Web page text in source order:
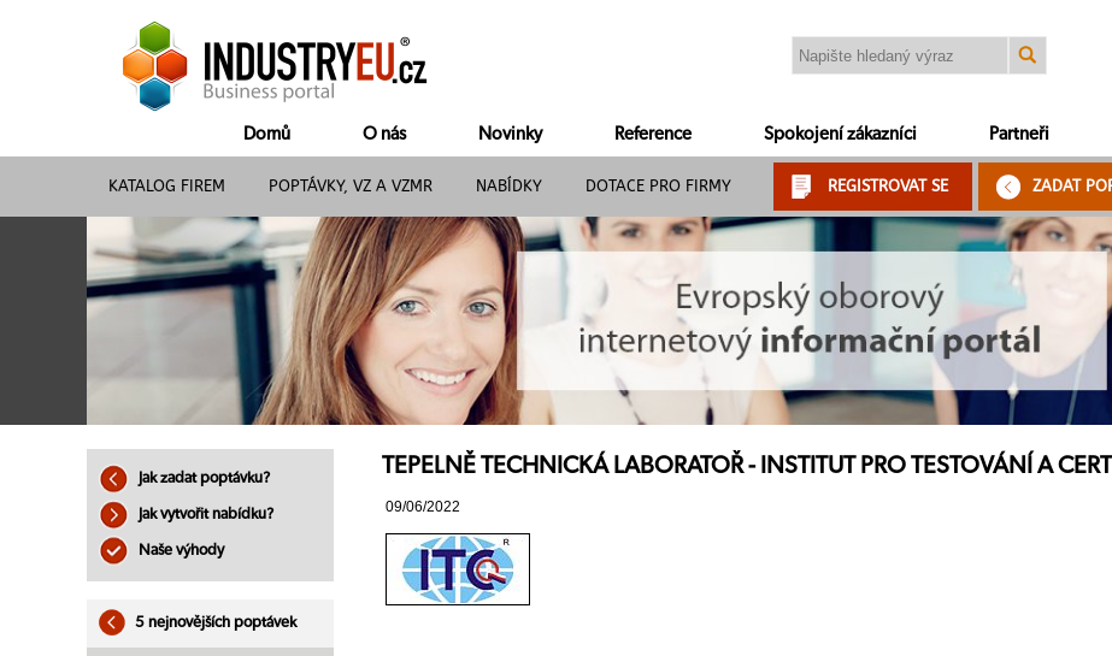
Domů O nás Novinky Reference Spokojení zákazníci Partneři
KATALOG FIREM POPTÁVKY, VZ A VZMR NABÍDKY DOTACE PRO FIRMY REGISTROVAT SE ZADAT
Jak zadat poptávku?
Jak vytvořit nabídku?
Naše výhody
5 nejnovějších poptávek
TEPELNĚ TECHNICKÁ LABORATOŘ - INSTITUT PRO TESTOVÁNÍ A
09/06/2022